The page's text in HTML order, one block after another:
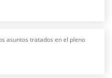
asuntos tratados en el pleno